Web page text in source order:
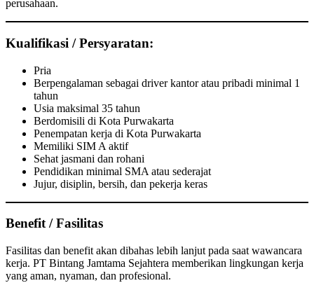
perusahaan.
Kualifikasi / Persyaratan:
Pria
Berpengalaman sebagai driver kantor atau pribadi minimal 1
tahun
Usia maksimal 35 tahun
Berdomisili di Kota Purwakarta
Penempatan kerja di Kota Purwakarta
Memiliki SIM A aktif
Sehat jasmani dan rohani
Pendidikan minimal SMA atau sederajat
Jujur, disiplin, bersih, dan pekerja keras
Benefit / Fasilitas
Fasilitas dan benefit akan dibahas lebih lanjut pada saat wawancara
kerja. PT Bintang Jamtama Sejahtera memberikan lingkungan kerja
yang aman, nyaman, dan profesional.